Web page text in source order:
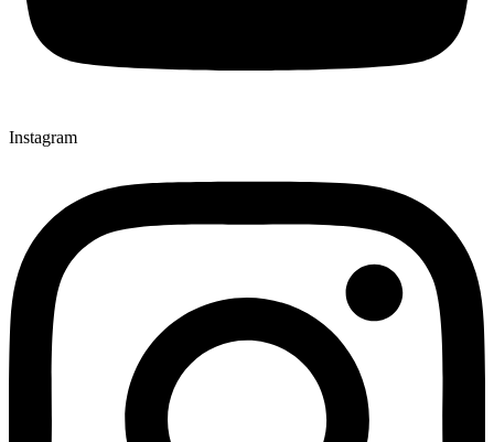
Instagram